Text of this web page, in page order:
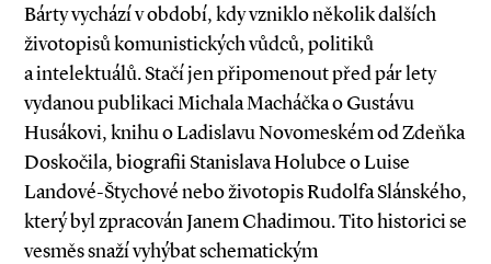
Bárty vychází v období, kdy vzniklo několik dalších
životopisů komunistických vůdců, politiků
a intelektuálů. Stačí jen připomenout před pár lety
vydanou publikaci Michala Macháčka o Gustávu
Husákovi, knihu o Ladislavu Novomeském od Zdeňka
Doskočila, biografii Stanislava Holubce o Luise
Landové­-Štychové nebo životopis Rudolfa Slánského,
který byl zpracován Janem Chadimou. Tito historici se
vesměs snaží vyhýbat schematickým